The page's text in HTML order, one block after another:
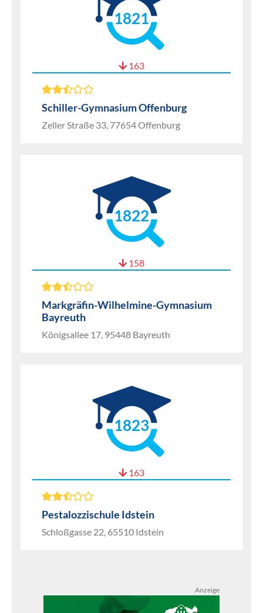
1821
163
Schiller-Gymnasium Offenburg
Zeller Straße 33, 77654 Offenburg
1822
158
Markgräfin-Wilhelmine-Gymnasium
Bayreuth
Königsallee 17, 95448 Bayreuth
1823
163
Pestalozzischule Idstein
Schloßgasse 22, 65510 Idstein
Anzeige